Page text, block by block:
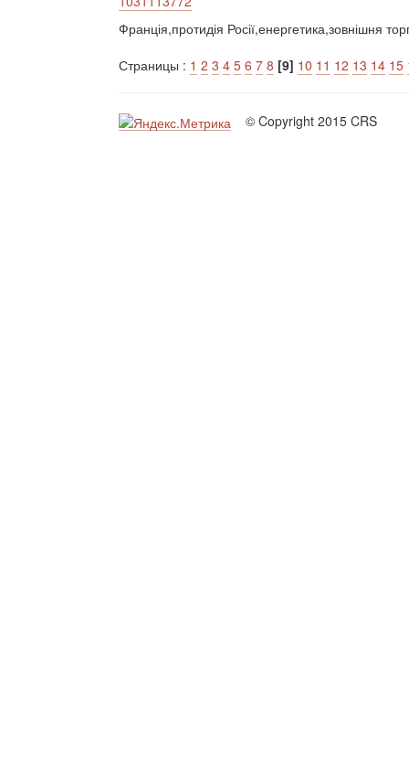
Франція,протидія Росії,енергетика,зовнішня
Страницы : 1 2 3 4 5 6 7 8 [9] 10 11 12 13 14 15
© Copyright 2015 CRS